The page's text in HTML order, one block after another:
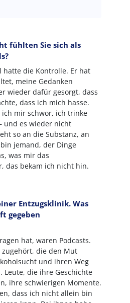
fühlten Sie sich als
hatte die Kontrolle. Er hat
meine Gedanken
wieder dafür gesorgt, dass
dass ich mich hasse.
mir schwor, ich trinke
und es wieder nicht
so an die Substanz, an
jemand, der Dinge
was mir das
das bekam ich nicht hin.
Entzugsklinik. Was
gegeben
hat, waren Podcasts.
zugehört, die den Mut
und ihren Weg
Leute, die ihre Geschichte
ihre schwierigen Momente.
dass ich nicht allein bin